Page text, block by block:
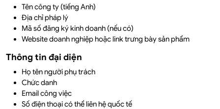
Tên công ty (tiếng Anh)
Địa chỉ pháp lý
Mã số đăng ký kinh doanh (nếu có)
Website doanh nghiệp hoặc link trưng bày sản phẩm
Thông tin đại diện
Họ tên người phụ trách
Chức danh
Email công việc
Số điện thoại có thể liên hệ quốc tế